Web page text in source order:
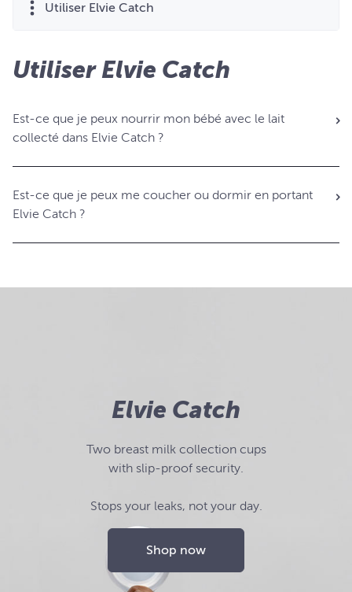
Utiliser Elvie Catch
Utiliser Elvie Catch
Est-ce que je peux nourrir mon bébé avec le lait
collecté dans Elvie Catch ?
Est-ce que je peux me coucher ou dormir en portant
Elvie Catch ?
Elvie Catch
Two breast milk collection cups
with slip-proof security.
Stops your leaks, not your day.
Shop now